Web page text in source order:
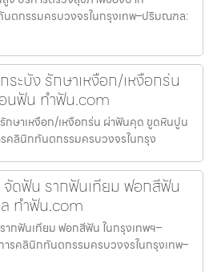
ตกรรมครบวงจรในกรุงเทพ–ปริมณฑล:
ะบัง รักษาเหงือก/เหงือกร่น
ฟัน ทำฟัน.com
กษาเหงือก/เหงือกร่น ผ่าฟันคุด ขูดหินปูน
ลินิกทันตกรรมครบวงจรในกรุง
ดฟัน รากฟันเทียม ฟอกสีฟัน
ทำฟัน.com
กฟันเทียม ฟอกสีฟัน ในกรุงเทพฯ–
คลินิกทันตกรรมครบวงจรในกรุงเทพ–